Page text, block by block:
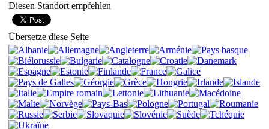
Diesen Standort empfehlen
Übersetze diese Seite